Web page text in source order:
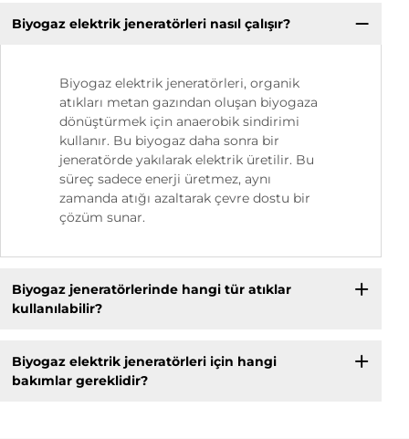
Biyogaz elektrik jeneratörleri nasıl çalışır?
Biyogaz elektrik jeneratörleri, organik
atıkları metan gazından oluşan biyogaza
dönüştürmek için anaerobik sindirimi
kullanır. Bu biyogaz daha sonra bir
jeneratörde yakılarak elektrik üretilir. Bu
süreç sadece enerji üretmez, aynı
zamanda atığı azaltarak çevre dostu bir
çözüm sunar.
Biyogaz jeneratörlerinde hangi tür atıklar
kullanılabilir?
Biyogaz elektrik jeneratörleri için hangi
bakımlar gereklidir?